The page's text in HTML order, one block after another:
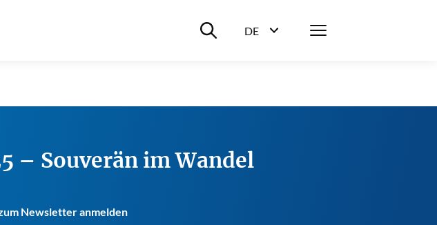
Suche ein-/ausblenden
DE
Menü
– Souverän im Wandel
Newsletter anmelden